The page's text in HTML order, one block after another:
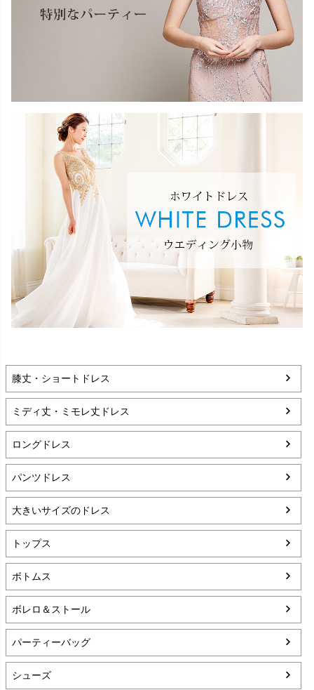
膝丈・ショートドレス
ミディ丈・ミモレ丈ドレス
ロングドレス
パンツドレス
大きいサイズのドレス
トップス
ボトムス
ボレロ＆ストール
パーティーバッグ
シューズ